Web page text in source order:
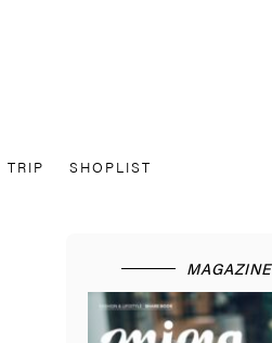
TRIP SHOPLIST
MAGAZINE